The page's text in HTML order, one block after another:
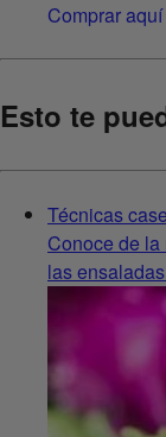
Comprar aquí
Esto te
Técnicas
Conoce de
las